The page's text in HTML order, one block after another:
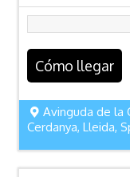
Cómo llegar
Avinguda de la
Cerdanya, Lleida,